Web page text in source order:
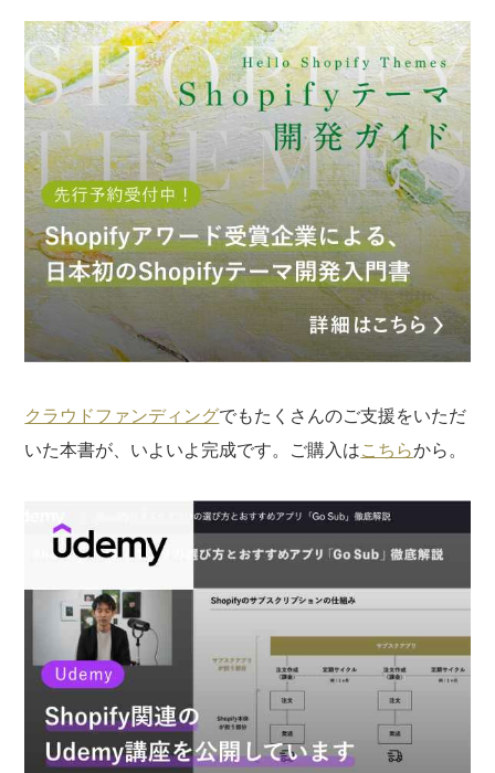
にお寄せください。
※なお、ご質問については回答できない場合と、当ブログ
の記事にて個人情報を伏せたうえで回答させていただく
場合がございます。あらかじめご了承ください。
クラウドファンディングでもたくさんのご支援をいただ
いた本書が、いよいよ完成です。ご購入はこちらから。